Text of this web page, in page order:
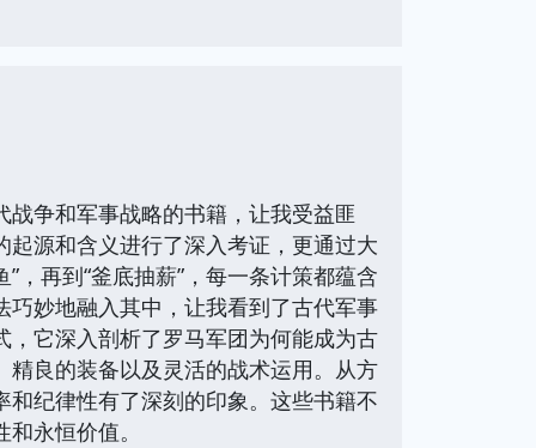
争和军事战略的书籍，让我受益匪
源和含义进行了深入考证，更通过大
，再到“釜底抽薪”，每一条计策都蕴含
妙地融入其中，让我看到了古代军事
它深入剖析了罗马军团为何能成为古
良的装备以及灵活的战术运用。从方
纪律性有了深刻的印象。这些书籍不
永恒价值。